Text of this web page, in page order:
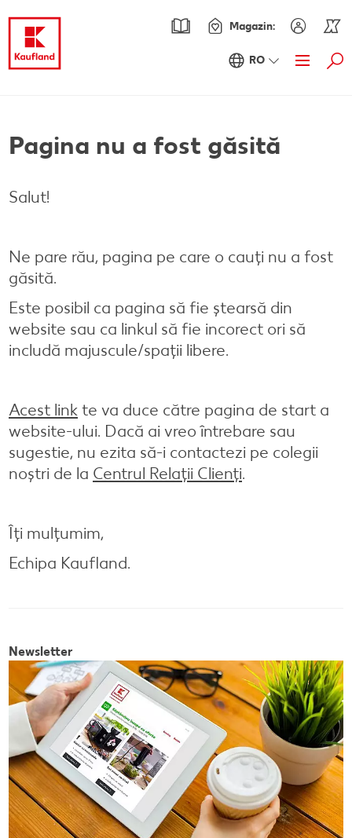
Magazin:
Cupoane XTRA
Reduceri de categorie
Sortiment
Sortiment tematic
Atât de ieftin
Prospețime în fiecare zi
Băuturi
Valorile noastre
Mărcile noastre
Caută o rețetă
Rețete cu pește
Rețete de post
Rețete de prăjituri
Noutăți
Ieftin si bun
RE:FRESH
Fresh
Fii responsabil
Concursuri
Blog
Stare de bine
Timp liber
RO
Pagina nu a fost găsită
Salut!
Ne pare rău, pagina pe care o cauți nu a fost
găsită.
Este posibil ca pagina să fie ștearsă din
website sau ca linkul să fie incorect ori să
includă majuscule/spații libere.
Acest link te va duce către pagina de start a
website-ului. Dacă ai vreo întrebare sau
sugestie, nu ezita să-i contactezi pe colegii
noștri de la Centrul Relații Clienți.
Îți mulțumim,
Echipa Kaufland.
Newsletter